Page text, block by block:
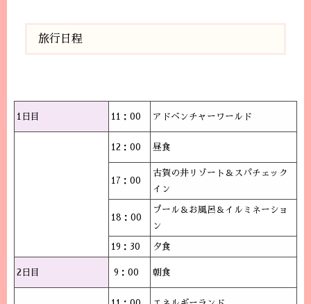
旅行日程
1日目 11：00 アドベンチャーワールド
12：00 昼食
17：00
古賀の井リゾート＆スパチェック
イン
18：00
プール＆お風呂＆イルミネーショ
ン
19：30 夕食
2日目 9：00 朝食